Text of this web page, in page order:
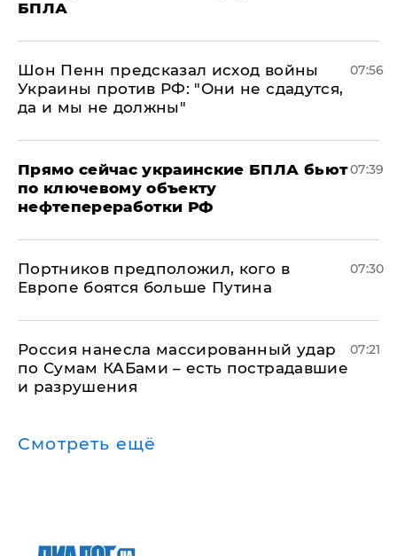
БПЛА
Шон Пенн предсказал исход войны
Украины против РФ: "Они не сдадутся,
да и мы не должны"
07:56
Прямо сейчас украинские БПЛА бьют
по ключевому объекту
нефтепереработки РФ
07:39
Портников предположил, кого в
Европе боятся больше Путина
07:30
Россия нанесла массированный удар
по Сумам КАБами – есть пострадавшие
и разрушения
07:21
Смотреть ещё